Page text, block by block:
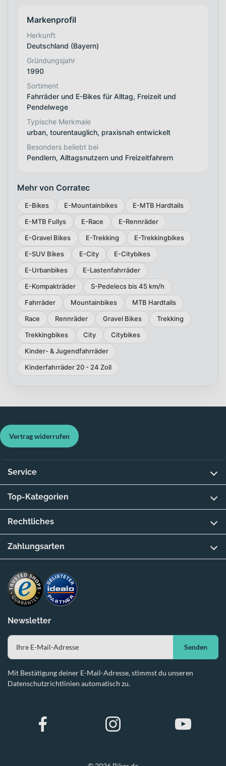
Markenprofil
Herkunft
Deutschland (Bayern)
Gründungsjahr
1990
Sortiment
Fahrräder und E-Bikes für Alltag, Freizeit und
Pendelwege
Typische Merkmale
urban, tourentauglich, praxisnah entwickelt
Besonders beliebt bei
Pendlern, Alltagsnutzern und Freizeitfahrern
Mehr von Corratec
E-Bikes E-Mountainbikes
E-MTB Hardtails
E-MTB Fullys
E-Race
E-Rennräder
E-Gravel Bikes
E-Trekking
E-Trekkingbikes
E-SUV Bikes
E-City
E-Citybikes
E-Urbanbikes
E-Lastenfahrräder
E-Kompakträder
S-Pedelecs bis 45 km/h
Fahrräder
Mountainbikes
MTB Hardtails
Race
Rennräder Gravel Bikes
Trekking
Trekkingbikes
City
Citybikes
Kinder- & Jugendfahrräder
Kinderfahrräder 20 - 24 Zoll
Newsletter
Senden
Mit Bestätigung deiner E-Mail-Adresse, stimmst du unseren
Datenschutzrichtlinien automatisch zu.
Vertrag widerrufen
Service
Top-Kategorien
Rechtliches
Zahlungsarten